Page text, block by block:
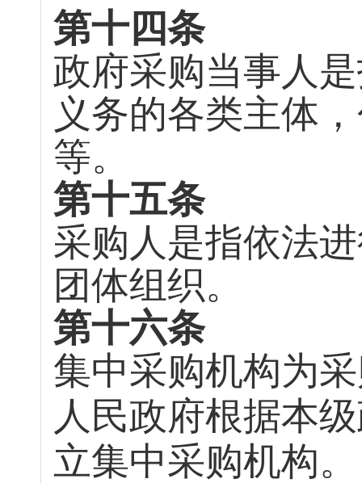
第十四条
政府采购当事人
义务的各类主体
等。
第十五条
采购人是指依法
团体组织。
第十六条
集中采购机构为
人民政府根据本
立集中采购机构。